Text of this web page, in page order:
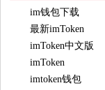
im钱包下载
最新imToken
imToken中文版
imToken
imtoken钱包